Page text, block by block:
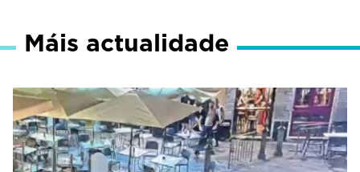
Máis actualidade